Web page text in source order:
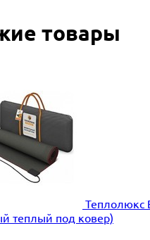
товары
Теплолюкс
теплый под ковер)